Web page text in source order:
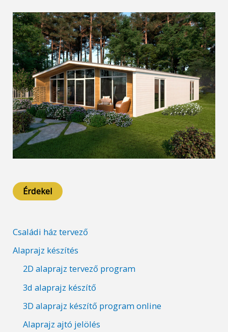
Érdekel
Családi ház tervező
Alaprajz készítés
2D alaprajz tervező program
3d alaprajz készítő
3D alaprajz készítő program online
Alaprajz ajtó jelölés